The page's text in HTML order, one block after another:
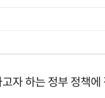
자 하는 정부 정책에